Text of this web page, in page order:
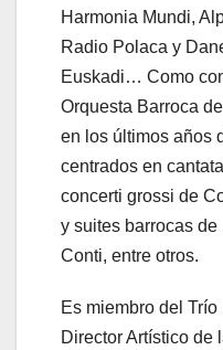
Harmonia Mundi,
Radio Polaca y
Euskadi… Como
Orquesta Barroca
en los últimos años
centrados en
concerti grossi de
y suites barrocas
Conti, entre otros.
Es miembro del
Director Artístico de